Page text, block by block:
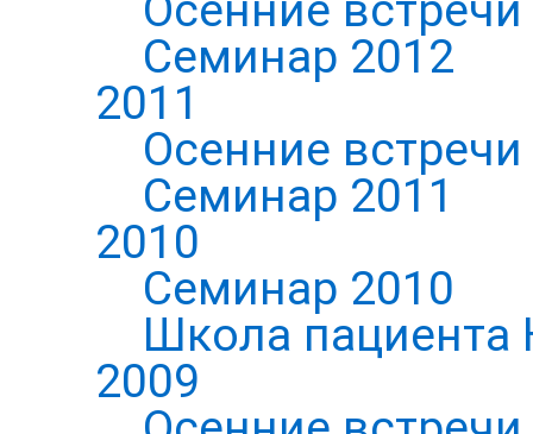
Семинар 2012
2011
Осенние
Семинар 2011
2010
Семинар 2010
Школа пациента
2009